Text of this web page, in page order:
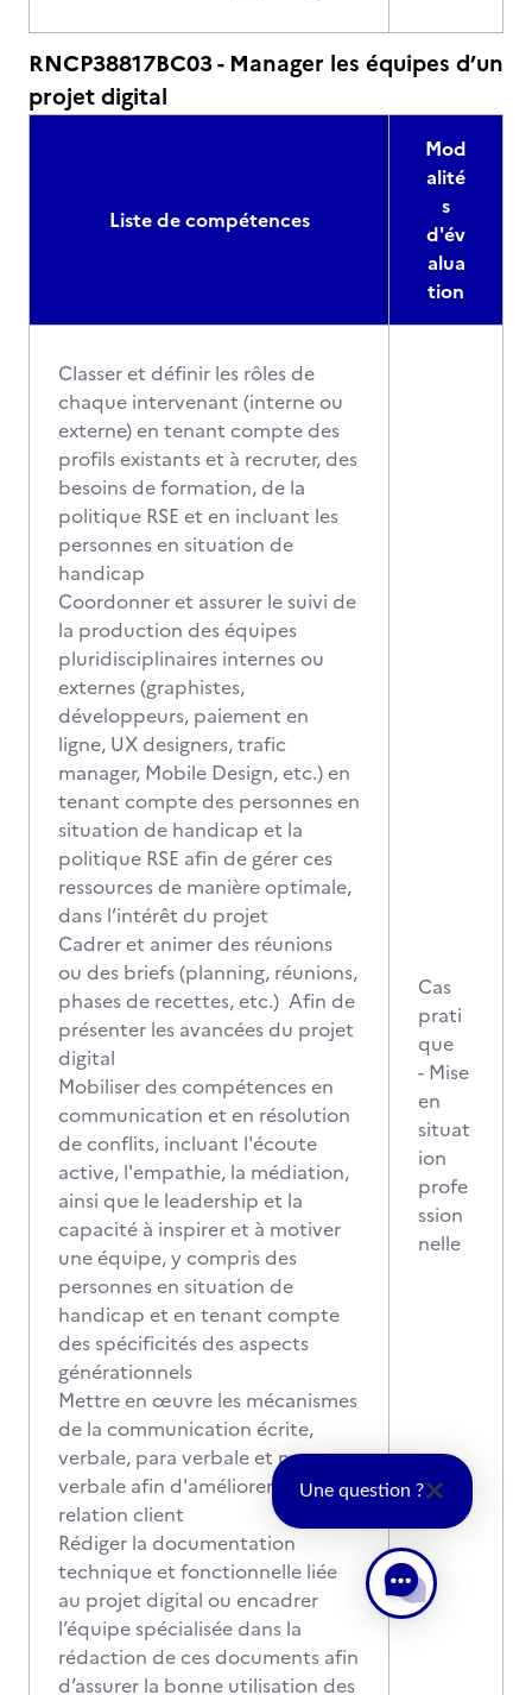
RNCP38817BC03 - Manager les équipes d’un
projet digital
Liste de compétences
Mod
alité
s
d'év
alua
tion
Classer et définir les rôles de
chaque intervenant (interne ou
externe) en tenant compte des
profils existants et à recruter, des
besoins de formation, de la
politique RSE et en incluant les
personnes en situation de
handicap
Coordonner et assurer le suivi de
la production des équipes
pluridisciplinaires internes ou
externes (graphistes,
développeurs, paiement en
ligne, UX designers, trafic
manager, Mobile Design, etc.) en
tenant compte des personnes en
situation de handicap et la
politique RSE afin de gérer ces
ressources de manière optimale,
dans l’intérêt du projet
Cadrer et animer des réunions
ou des briefs (planning, réunions,
phases de recettes, etc.) Afin de
présenter les avancées du projet
digital
Mobiliser des compétences en
communication et en résolution
de conflits, incluant l'écoute
active, l'empathie, la médiation,
ainsi que le leadership et la
capacité à inspirer et à motiver
une équipe, y compris des
personnes en situation de
handicap et en tenant compte
des spécificités des aspects
générationnels
Mettre en œuvre les mécanismes
de la communication écrite,
verbale, para verbale et non
verbale afin d'améliorer la
relation client
Rédiger la documentation
technique et fonctionnelle liée
au projet digital ou encadrer
l’équipe spécialisée dans la
rédaction de ces documents afin
d’assurer la bonne utilisation des
Cas
prati
que
- Mise
en
situat
ion
profe
ssion
nelle
Une question ?